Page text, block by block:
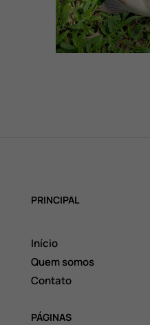
PRINCIPAL
Início
Quem somos
Contato
PÁGINAS